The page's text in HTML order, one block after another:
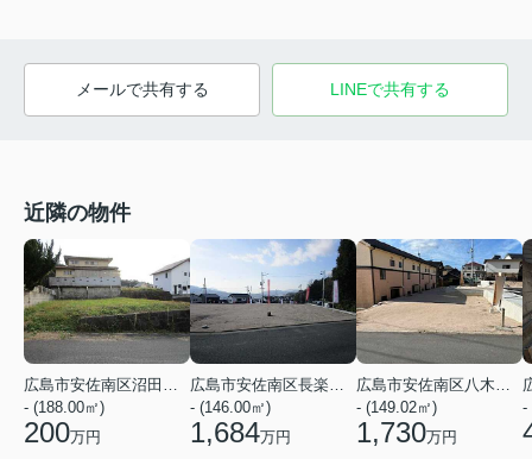
メールで共有する LINEで共有する
近隣の物件
広島市安佐南区沼田町大字吉山
- (188.00㎡)
200万円
広島市安佐南区長楽寺１丁目
- (146.00㎡)
1,684万円
広島市安佐南区八木３丁目
- (149.02㎡)
1,730万円
-